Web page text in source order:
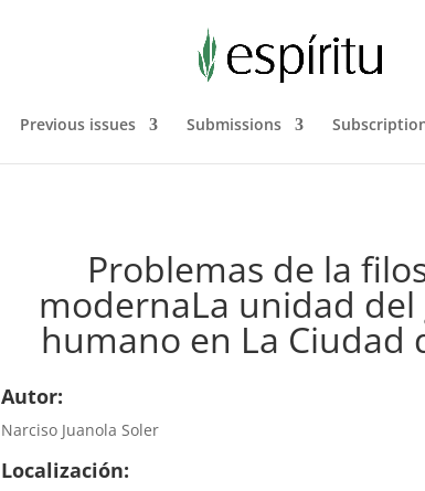
Previous issues Submissions
Problemas de la
modernaLa unidad del
humano en La Ciudad
Autor:
Narciso Juanola Soler
Localización: